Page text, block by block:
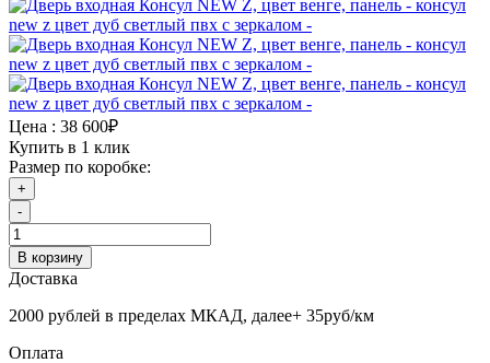
Цена : 38 600₽
Купить в 1 клик
Размер по коробке:
+
-
В корзину
Доставка
2000 рублей в пределах МКАД, далее+ 35руб/км
Оплата